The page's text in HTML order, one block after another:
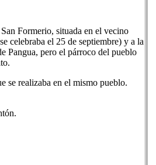
Formerio, situada en el vecino
celebraba el 25 de septiembre) y a la
Pangua, pero el párroco del pueblo
se realizaba en el mismo pueblo.